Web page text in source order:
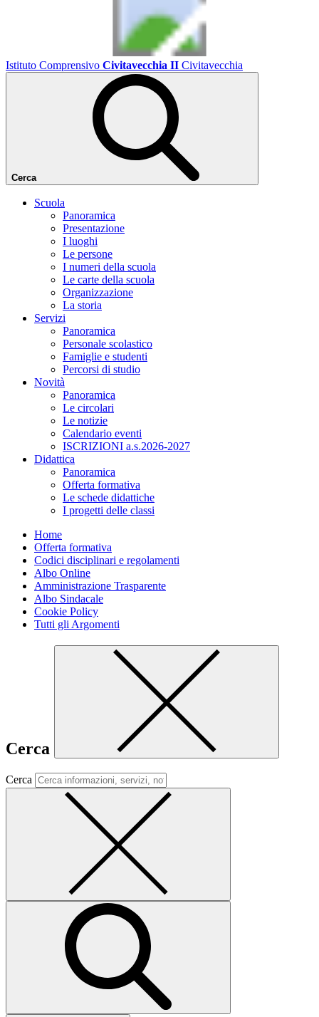
Istituto Comprensivo Civitavecchia II Civitavecchia
Cerca
Scuola
Panoramica
Presentazione
I luoghi
Le persone
I numeri della scuola
Le carte della scuola
Organizzazione
La storia
Servizi
Panoramica
Personale scolastico
Famiglie e studenti
Percorsi di studio
Novità
Panoramica
Le circolari
Le notizie
Calendario eventi
ISCRIZIONI a.s.2026-2027
Didattica
Panoramica
Offerta formativa
Le schede didattiche
I progetti delle classi
Home
Offerta formativa
Codici disciplinari e regolamenti
Albo Online
Amministrazione Trasparente
Albo Sindacale
Cookie Policy
Tutti gli Argomenti
Cerca
Cerca